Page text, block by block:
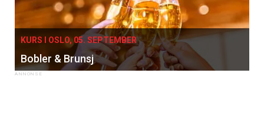
KURS I OSLO, 05. SEPTEMBER
Bobler & Brunsj